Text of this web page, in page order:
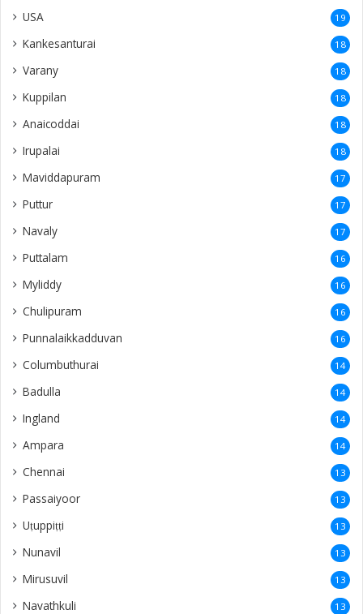
USA 19
Kankesanturai 18
Varany 18
Kuppilan 18
Anaicoddai 18
Irupalai 18
Maviddapuram 17
Puttur 17
Navaly 17
Puttalam 16
Myliddy 16
Chulipuram 16
Punnalaikkadduvan 16
Columbuthurai 14
Badulla 14
Ingland 14
Ampara 14
Chennai 13
Passaiyoor 13
Uṭuppiṭṭi 13
Nunavil 13
Mirusuvil 13
Navathkuli 13